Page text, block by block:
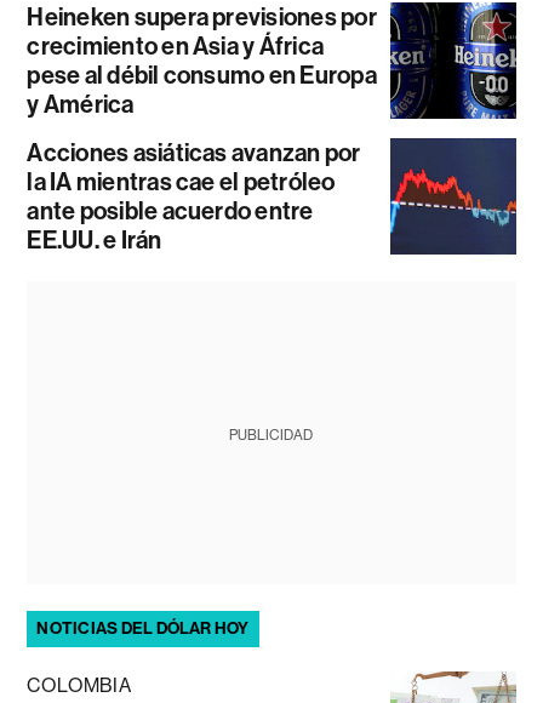
Heineken supera previsiones por
crecimiento en Asia y África
pese al débil consumo en Europa
y América
Acciones asiáticas avanzan por
la IA mientras cae el petróleo
ante posible acuerdo entre
EE.UU. e Irán
PUBLICIDAD
NOTICIAS DEL DÓLAR HOY
COLOMBIA